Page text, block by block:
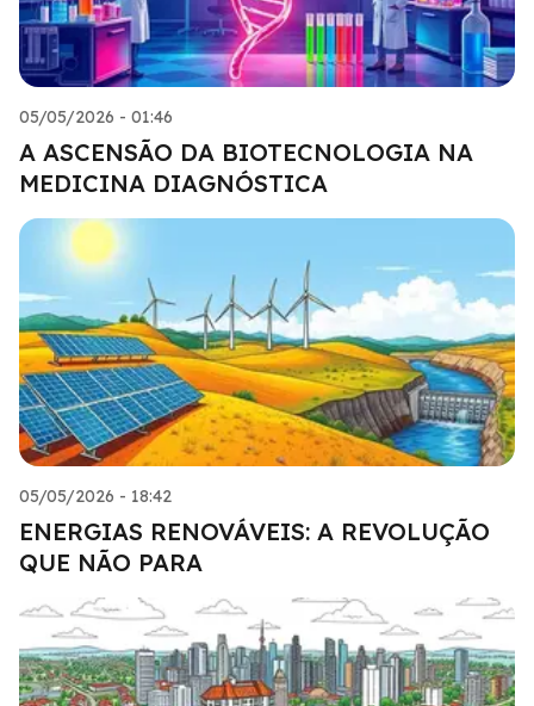
05/05/2026 - 01:46
A ASCENSÃO DA BIOTECNOLOGIA NA
MEDICINA DIAGNÓSTICA
05/05/2026 - 18:42
ENERGIAS RENOVÁVEIS: A REVOLUÇÃO
QUE NÃO PARA